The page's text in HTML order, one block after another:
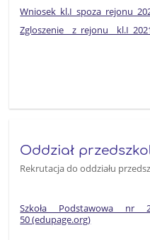
Oddział
Rekrutacja do oddziału
Szkoła Podstawowa nr
50 (edupage.org)